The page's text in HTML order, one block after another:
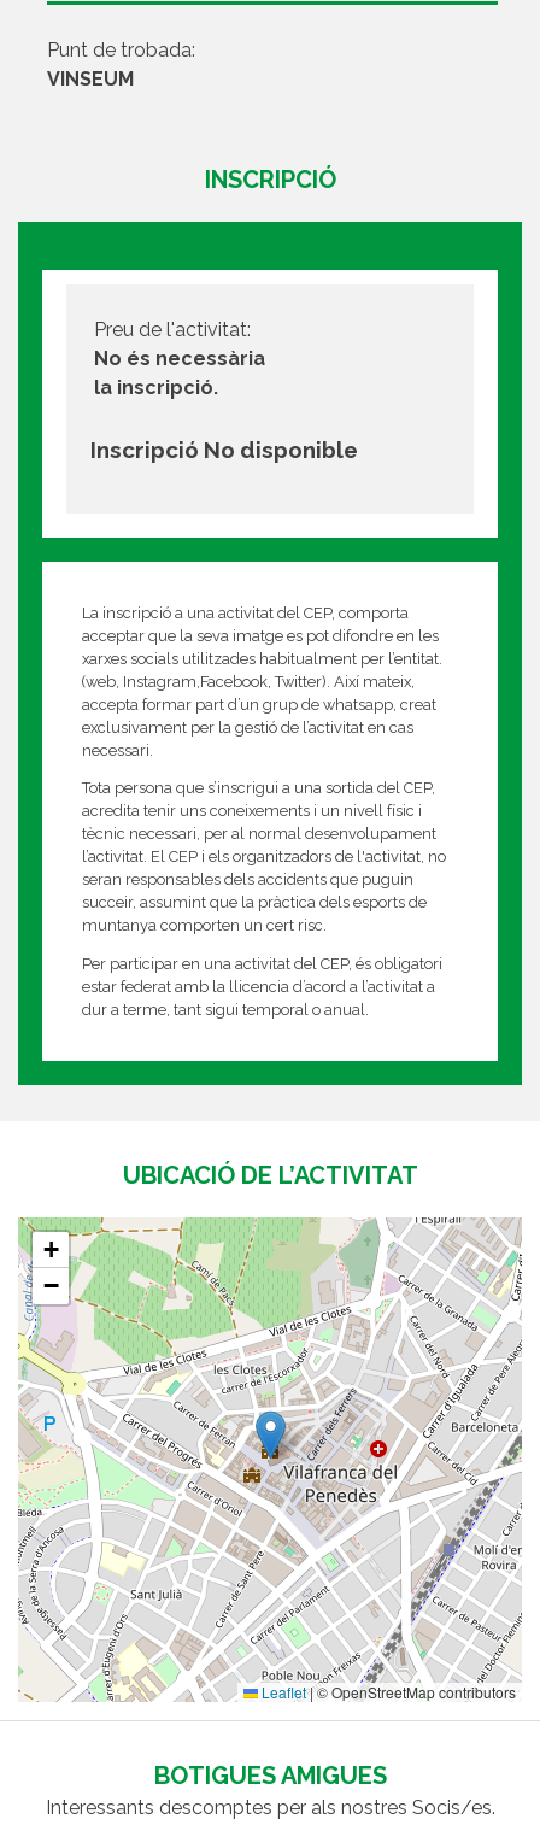
Punt de trobada:
VINSEUM
INSCRIPCIÓ
Preu de l'activitat:
No és necessària
la inscripció.
Inscripció No disponible
La inscripció a una activitat del CEP, comporta
acceptar que la seva imatge es pot difondre en les
xarxes socials utilitzades habitualment per l’entitat.
(web, Instagram,Facebook, Twitter). Així mateix,
accepta formar part d’un grup de whatsapp, creat
exclusivament per la gestió de l’activitat en cas
necessari.
Tota persona que s’inscrigui a una sortida del CEP,
acredita tenir uns coneixements i un nivell físic i
tècnic necessari, per al normal desenvolupament
l’activitat. El CEP i els organitzadors de l'activitat, no
seran responsables dels accidents que puguin
succeir, assumint que la pràctica dels esports de
muntanya comporten un cert risc.
Per participar en una activitat del CEP, és obligatori
estar federat amb la llicencia d’acord a l’activitat a
dur a terme, tant sigui temporal o anual.
UBICACIÓ DE L’ACTIVITAT
+
−
Leaflet |© OpenStreetMap contributors
BOTIGUES AMIGUES
Interessants descomptes per als nostres Socis/es.